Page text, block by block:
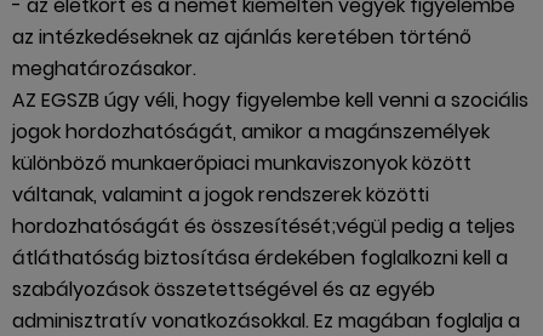
az intézkedéseknek az ajánlás keretében történő
meghatározásakor.
AZ EGSZB úgy véli, hogy figyelembe kell venni a szociális
jogok hordozhatóságát, amikor a magánszemélyek
különböző munkaerőpiaci munkaviszonyok között
váltanak, valamint a jogok rendszerek közötti
hordozhatóságát és összesítését;végül pedig a teljes
átláthatóság biztosítása érdekében foglalkozni kell a
szabályozások összetettségével és az egyéb
adminisztratív vonatkozásokkal. Ez magában foglalja a